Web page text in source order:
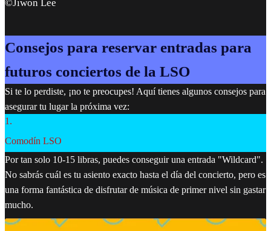
©Jiwon Lee
Consejos para reservar entradas para
futuros conciertos de la LSO
Si te lo perdiste, ¡no te preocupes! Aquí tienes algunos consejos para
asegurar tu lugar la próxima vez:
1 .
Comodín LSO
Por tan solo 10-15 libras, puedes conseguir una entrada "Wildcard".
No sabrás cuál es tu asiento exacto hasta el día del concierto, pero es
una forma fantástica de disfrutar de música de primer nivel sin gastar
mucho.